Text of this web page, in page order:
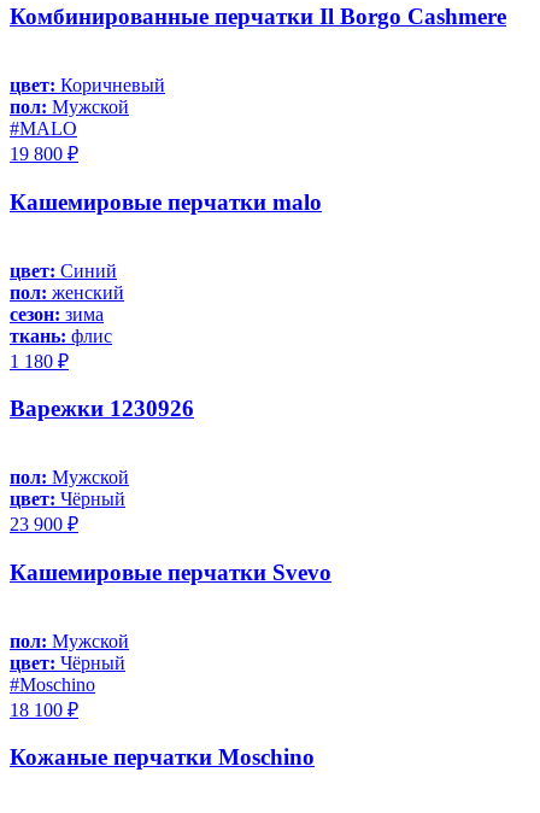
Комбинированные перчатки Il Borgo Cashmere
цвет: Коричневый
пол: Мужской
#MALO
19 800 ₽
Кашемировые перчатки malo
цвет: Синий
пол: женский
сезон: зима
ткань: флис
1 180 ₽
Варежки 1230926
пол: Мужской
цвет: Чёрный
23 900 ₽
Кашемировые перчатки Svevo
пол: Мужской
цвет: Чёрный
#Moschino
18 100 ₽
Кожаные перчатки Moschino